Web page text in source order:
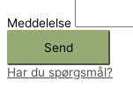
Meddelelse
Send
Har du spørgsmål?